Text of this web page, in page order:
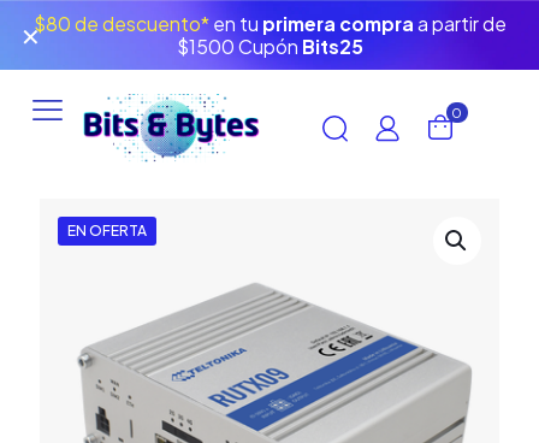
$80 de descuento*en tu primera compra a partir de
$1500 Cupón Bits25
✕
0
EN OFERTA